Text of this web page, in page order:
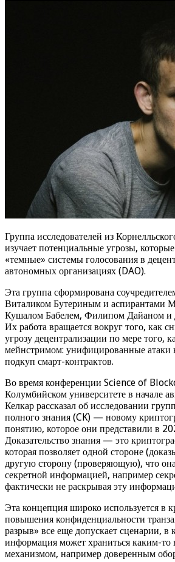
Группа исследователей из
изучает потенциальные угрозы,
«темные» системы голосования в
автономных организациях (DAO).
Эта группа сформирована
Виталиком Бутериным и аспирантами
Кушалом Бабелем, Филипом Дайаном и
Их работа вращается вокруг того, как
угрозу децентрализации по мере того,
мейнстримом: унифицированные атаки
подкуп смарт-контрактов.
Во время конференции Science of
Колумбийском университете в начале
Келкар рассказал об исследовании
полного знания (CK) — новому
понятию, которое они представили в
Доказательство знания — это
которая позволяет одной стороне
другую сторону (проверяющую), что
секретной информацией, например
фактически не раскрывая эту
Эта концепция широко используется в
повышения конфиденциальности
разрыв» все еще допускает сценарии, в
информация может храниться каким-
механизмом, например доверенным